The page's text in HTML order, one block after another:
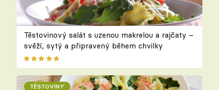
Těstovinový salát s uzenou makrelou a rajčaty –
svěží, sytý a připravený během chvilky
TĚSTOVINY